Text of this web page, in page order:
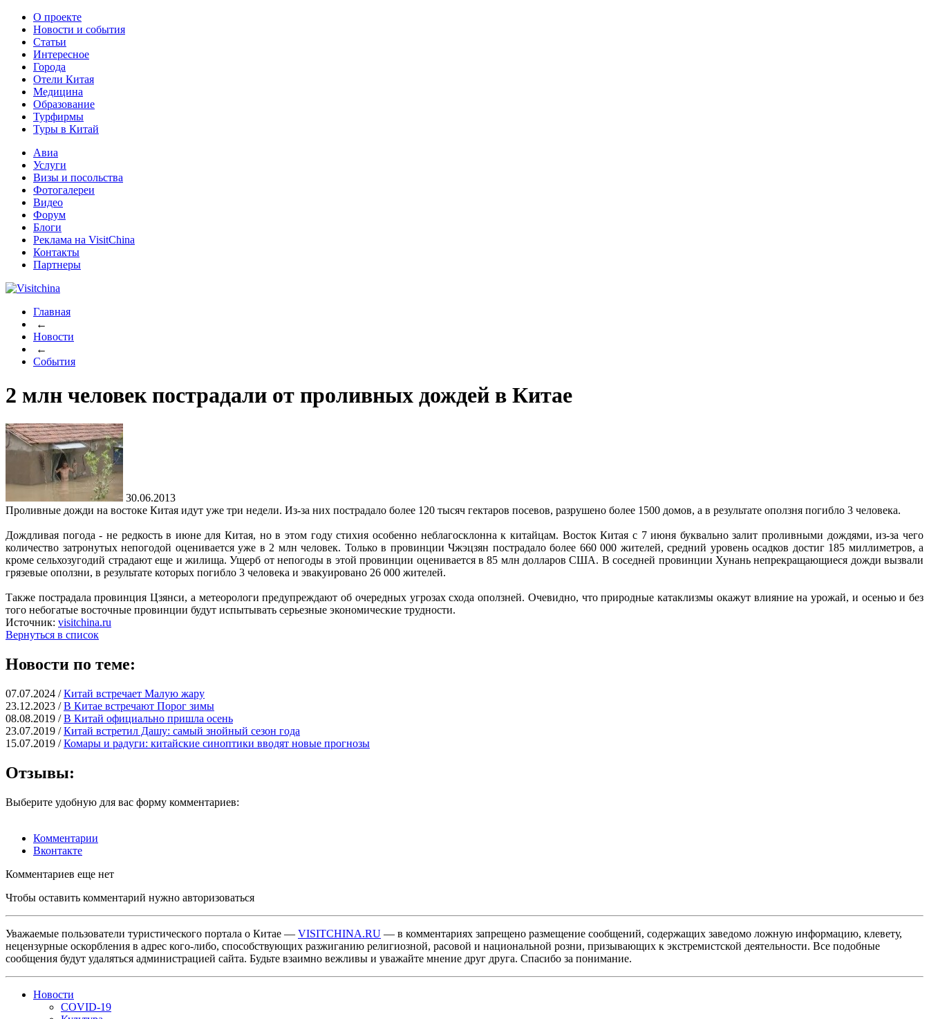
О проекте
Новости и события
Статьи
Интересное
Города
Отели Китая
Медицина
Образование
Турфирмы
Туры в Китай
Авиа
Услуги
Визы и посольства
Фотогалереи
Видео
Форум
Блоги
Реклама на VisitChina
Контакты
Партнеры
Главная
←
Новости
←
События
2 млн человек пострадали от проливных дождей в Китае
30.06.2013
Проливные дожди на востоке Китая идут уже три недели. Из-за них пострадало более 120 тысяч гектаров посевов, разрушено более 1500 домов, а в результате оползня погибло 3 человека.
Дождливая погода - не редкость в июне для Китая, но в этом году стихия особенно неблагосклонна к китайцам. Восток Китая с 7 июня буквально залит проливными дождями, из-за чего
количество затронутых непогодой оценивается уже в 2 млн человек. Только в провинции Чжэцзян пострадало более 660 000 жителей, средний уровень осадков достиг 185 миллиметров, а
кроме сельхозугодий страдают еще и жилища. Ущерб от непогоды в этой провинции оценивается в 85 млн долларов США. В соседней провинции Хунань непрекращающиеся дожди вызвали
грязевые оползни, в результате которых погибло 3 человека и эвакуировано 26 000 жителей.
Также пострадала провинция Цзянси, а метеорологи предупреждают об очередных угрозах схода оползней. Очевидно, что природные катаклизмы окажут влияние на урожай, и осенью и без
того небогатые восточные провинции будут испытывать серьезные экономические трудности.
Источник: visitchina.ru
Вернуться в список
Новости по теме:
07.07.2024 /Китай встречает Малую жару
23.12.2023 /В Китае встречают Порог зимы
08.08.2019 /В Китай официально пришла осень
23.07.2019 /Китай встретил Дашу: самый знойный сезон года
15.07.2019 /Комары и радуги: китайские синоптики вводят новые прогнозы
Отзывы:
Выберите удобную для вас форму комментариев:
Комментарии
Вконтакте
Комментариев еще нет
Чтобы оставить комментарий нужно авторизоваться
Уважаемые пользователи туристического портала о Китае — VISITCHINA.RU — в комментариях запрещено размещение сообщений, содержащих заведомо ложную информацию, клевету,
нецензурные оскорбления в адрес кого-либо, способствующих разжиганию религиозной, расовой и национальной розни, призывающих к экстремистской деятельности. Все подобные
сообщения будут удаляться администрацией сайта. Будьте взаимно вежливы и уважайте мнение друг друга. Спасибо за понимание.
Новости
COVID-19